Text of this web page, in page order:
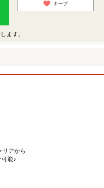
キープ
ます。
アから
能♪